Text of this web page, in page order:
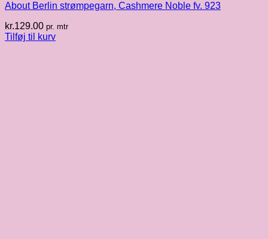
About Berlin strømpegarn, Cashmere Noble fv. 923
kr.129.00 pr. mtr
Tilføj til kurv